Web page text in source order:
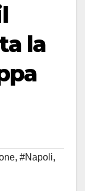
la
, #Napoli,